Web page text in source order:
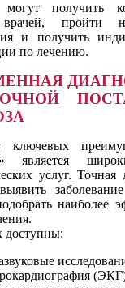
получить
пройти
и получить
по лечению.
является
услуг. Точная
наиболее
доступны: